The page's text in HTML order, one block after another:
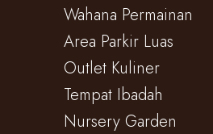
Wahana Permainan
Area Parkir Luas
Outlet Kuliner
Tempat Ibadah
Nursery Garden